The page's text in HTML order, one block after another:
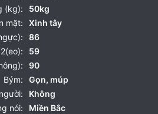
(kg):
50kg
mặt:
Xinh tây
86
59
90
Bým:
Gọn, múp
Không
nói:
Miền Bắc